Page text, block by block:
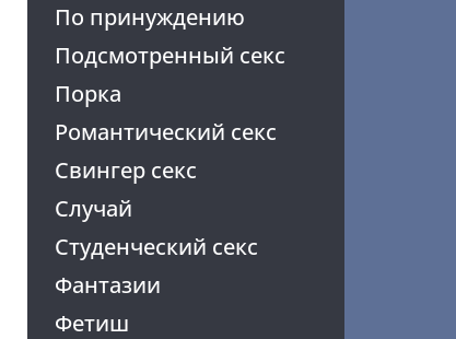
По принуждению
Подсмотренный секс
Порка
Романтический секс
Свингер секс
Случай
Студенческий секс
Фантазии
Фетиш